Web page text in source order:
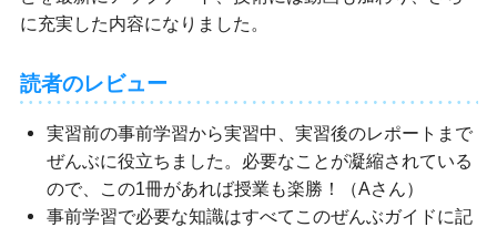
に充実した内容になりました。
読者のレビュー
実習前の事前学習から実習中、実習後のレポートまで
ぜんぶに役立ちました。必要なことが凝縮されている
ので、この1冊があれば授業も楽勝！（Aさん）
事前学習で必要な知識はすべてこのぜんぶガイドに記